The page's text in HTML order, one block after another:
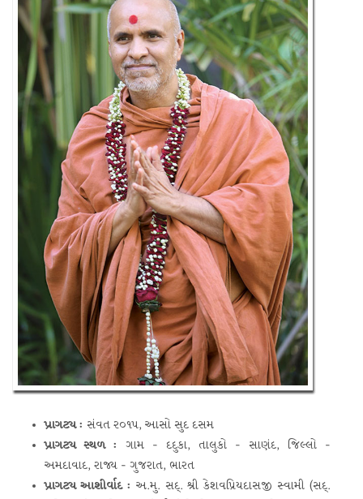
પ્રાગટ્ય : સંવત ૨૦૧૫, આસો સુદ દસમ
પ્રાગટ્ય સ્થળ :
ગામ - દદુકા, તાલુકો - સાણંદ, જિલ્લો -
અમદાવાદ, રાજ્ય - ગુજરાત, ભારત
પ્રાગટ્ય આશીર્વાદ : અ.મુ. સદ્. શ્રી કેશવપ્રિયદાસજી સ્વામી (સદ્.